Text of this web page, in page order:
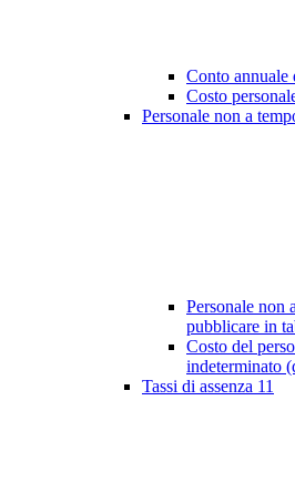
Conto annuale
Costo
Personale non a
Personale non
pubblicare in
Costo del
indeterminato
Tassi di assenza 11